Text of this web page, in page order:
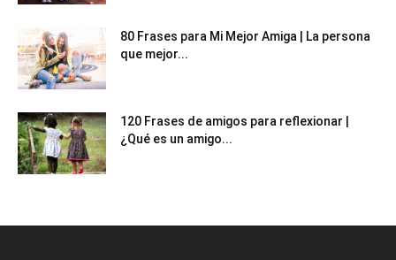
80 Frases para Mi Mejor Amiga | La persona
que mejor...
120 Frases de amigos para reflexionar |
¿Qué es un amigo...